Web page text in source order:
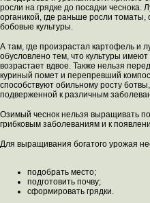
росли на грядке до посадки чеснока.
органикой, где раньше росли томаты,
бобовые культуры.
А там, где произрастал картофель и
обусловлено тем, что культуры
возрастает вдвое. Также нельзя
куриный помет и перепревший
способствуют обильному росту
подверженной к различным
Озимый чеснок нельзя выращивать
грибковым заболеваниям и к
Для выращивания богатого урожая
подобрать место;
подготовить почву;
сформировать грядки.